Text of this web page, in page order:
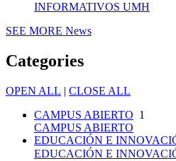
INFORMATIVOS UMH
SEE MORE News
Categories
OPEN ALL | CLOSE ALL
CAMPUS ABIERTO 1
CAMPUS ABIERTO
EDUCACIÓN E
EDUCACIÓN E